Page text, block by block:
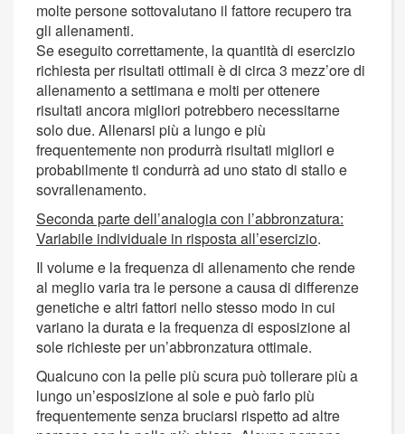
molte persone sottovalutano il fattore recupero tra
gli allenamenti.
Se eseguito correttamente, la quantità di esercizio
richiesta per risultati ottimali è di circa 3 mezz’ore di
allenamento a settimana e molti per ottenere
risultati ancora migliori potrebbero necessitarne
solo due. Allenarsi più a lungo e più
frequentemente non produrrà risultati migliori e
probabilmente ti condurrà ad uno stato di stallo e
sovrallenamento.
Seconda parte dell’analogia con l’abbronzatura:
Variabile individuale in risposta all’esercizio.
Il volume e la frequenza di allenamento che rende
al meglio varia tra le persone a causa di differenze
genetiche e altri fattori nello stesso modo in cui
variano la durata e la frequenza di esposizione al
sole richieste per un’abbronzatura ottimale.
Qualcuno con la pelle più scura può tollerare più a
lungo un’esposizione al sole e può farlo più
frequentemente senza bruciarsi rispetto ad altre